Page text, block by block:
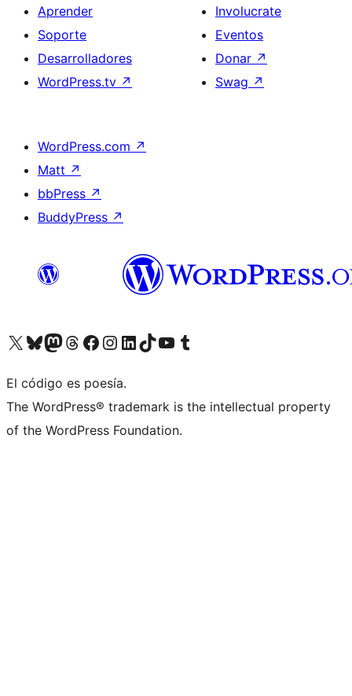
Aprender
Soporte
Desarrolladores
WordPress.tv ↗
Involucrate
Eventos
Donar ↗
Swag ↗
WordPress.com ↗
Matt ↗
bbPress ↗
BuddyPress ↗
Visitá nuestra cuenta de X (anteriormente Twitter)
Visitá nuestra cuenta de Bluesky
Visitá nuestra cuenta de Mastodon
Visitá nuestra cuenta de Threads
Visitá nuestra página de Facebook
Visitá nuestra cuenta de Instagram
Visitá nuestra cuenta de LinkedIn
Visitá nuestra cuenta de TikTok
Visitá nuestro canal de YouTube
Visitá nuestra cuenta de Tumblr
El código es poesía.
The WordPress® trademark is the intellectual property
of the WordPress Foundation.